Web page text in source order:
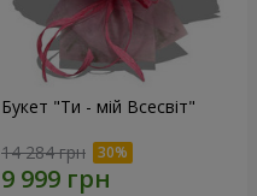
Букет "Ти - мій Всесвіт"
14 284 грн